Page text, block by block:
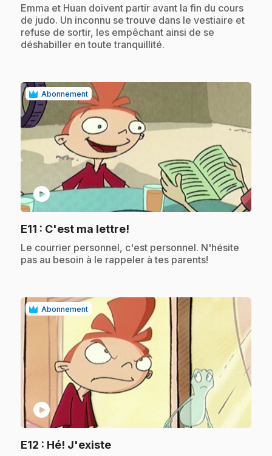
.Emma et Huan doivent partir avant la fin du cours
de judo. Un inconnu se trouve dans le vestiaire et
refuse de sortir, les empêchant ainsi de se
déshabiller en toute tranquillité.
Abonnement
play_circle
E11 : C'est ma lettre!
.Le courrier personnel, c'est personnel. N'hésite
pas au besoin à le rappeler à tes parents!
Abonnement
play_circle
E12 : Hé! J'existe.